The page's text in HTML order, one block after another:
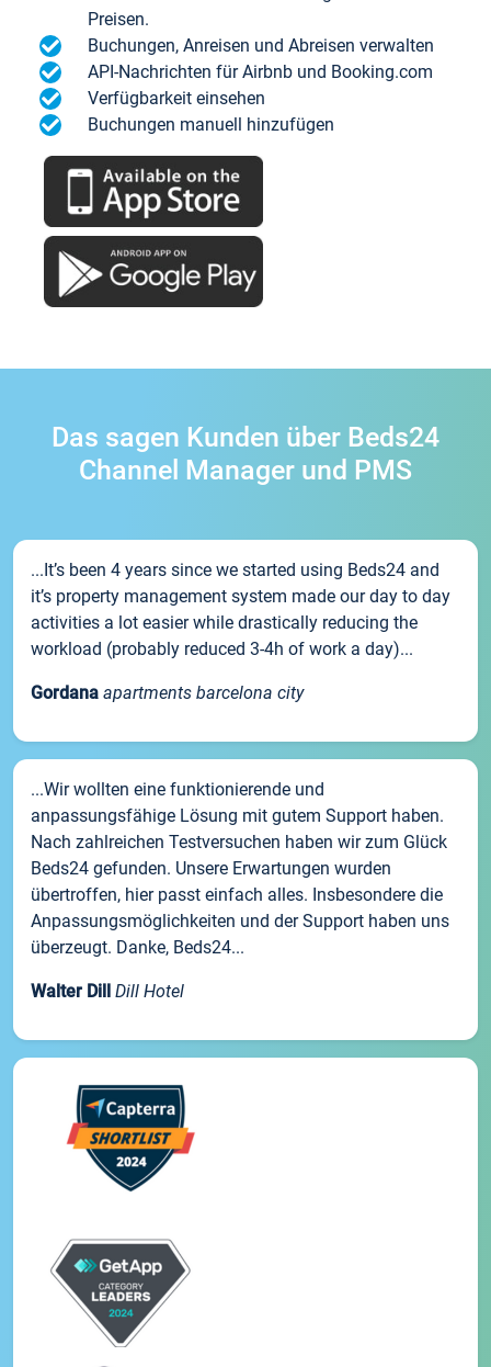
Preisen.
Buchungen, Anreisen und Abreisen verwalten
API-Nachrichten für Airbnb und Booking.com
Verfügbarkeit einsehen
Buchungen manuell hinzufügen
Das sagen Kunden über Beds24
Channel Manager und PMS
...It’s been 4 years since we started using Beds24 and
it’s property management system made our day to day
activities a lot easier while drastically reducing the
workload (probably reduced 3-4h of work a day)...
Gordana apartments barcelona city
...Wir wollten eine funktionierende und
anpassungsfähige Lösung mit gutem Support haben.
Nach zahlreichen Testversuchen haben wir zum Glück
Beds24 gefunden. Unsere Erwartungen wurden
übertroffen, hier passt einfach alles. Insbesondere die
Anpassungsmöglichkeiten und der Support haben uns
überzeugt. Danke, Beds24...
Walter Dill Dill Hotel